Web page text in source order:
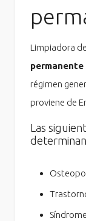
Limpiadora
régimen
proviene de
Las